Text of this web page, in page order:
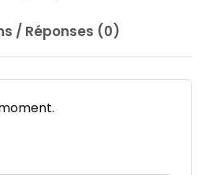
/ Réponses (0)